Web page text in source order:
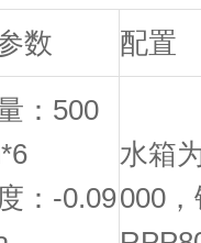
数 配置
：500
：-0.09
水箱
000